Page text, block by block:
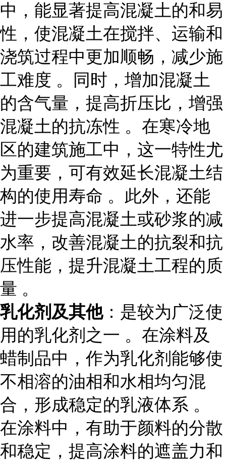
中，能显著提高混凝土的和易
性，使混凝土在搅拌、运输和
浇筑过程中更加顺畅，减少施
工难度 。同时，增加混凝土
的含气量，提高折压比，增强
混凝土的抗冻性 。在寒冷地
区的建筑施工中，这一特性尤
为重要，可有效延长混凝土结
构的使用寿命 。此外，还能
进一步提高混凝土或砂浆的减
水率，改善混凝土的抗裂和抗
压性能，提升混凝土工程的质
量 。
乳化剂及其他：是较为广泛使
用的乳化剂之一 。在涂料及
蜡制品中，作为乳化剂能够使
不相溶的油相和水相均匀混
合，形成稳定的乳液体系 。
在涂料中，有助于颜料的分散
和稳定，提高涂料的遮盖力和